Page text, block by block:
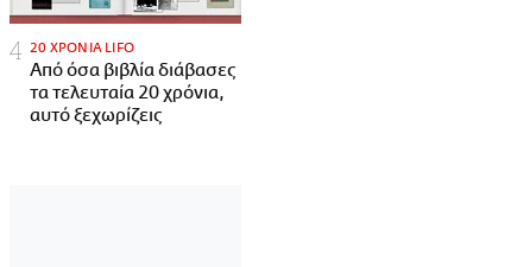
20 ΧΡΟΝΙΑ LIFO
Από όσα βιβλία διάβασες
τα τελευταία 20 χρόνια,
αυτό ξεχωρίζεις